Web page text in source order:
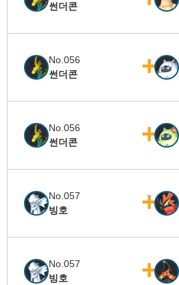
썬더콘
No.056
썬더콘
No.056
썬더콘
No.057
빙호
No.057
빙호